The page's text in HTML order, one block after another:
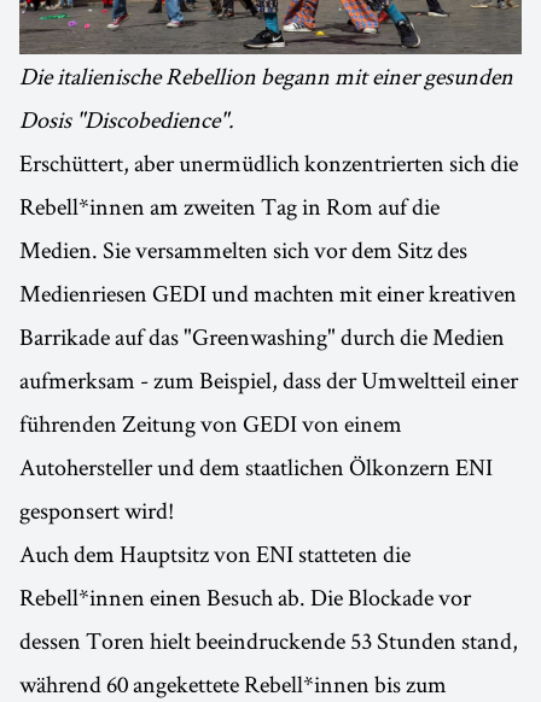
Die italienische Rebellion begann mit einer gesunden
Dosis "Discobedience".
Erschüttert, aber unermüdlich konzentrierten sich die
Rebell*innen am zweiten Tag in Rom auf die
Medien. Sie versammelten sich vor dem Sitz des
Medienriesen GEDI und machten mit einer kreativen
Barrikade auf das "Greenwashing" durch die Medien
aufmerksam - zum Beispiel, dass der Umweltteil einer
führenden Zeitung von GEDI von einem
Autohersteller und dem staatlichen Ölkonzern ENI
gesponsert wird!
Auch dem Hauptsitz von ENI statteten die
Rebell*innen einen Besuch ab. Die Blockade vor
dessen Toren hielt beeindruckende 53 Stunden stand,
während 60 angekettete Rebell*innen bis zum